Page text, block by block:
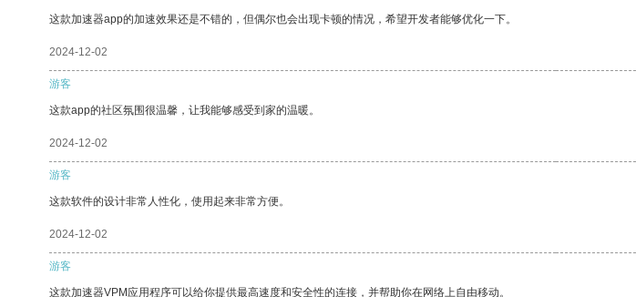
这款加速器app的加速效果还是不错的，但偶尔也会出现卡顿的情况，希望开发者能够优化一下。
2024-12-02
游客
这款app的社区氛围很温馨，让我能够感受到家的温暖。
2024-12-02
游客
这款软件的设计非常人性化，使用起来非常方便。
2024-12-02
游客
这款加速器VPM应用程序可以给你提供最高速度和安全性的连接，并帮助你在网络上自由移动。